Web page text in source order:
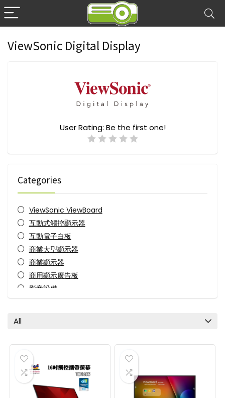
ViewSonic Digital Display
User Rating: Be the first one!
Categories
ViewSonic ViewBoard
互動式觸控顯示器
互動電子白板
商業大型顯示器
商業顯示器
商用顯示廣告板
影音設備
網絡媒體播放器
All